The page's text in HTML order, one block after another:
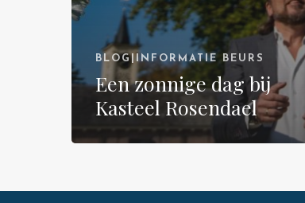
BLOG|INFORMATIE BEURS
Een zonnige dag bij
Kasteel Rosendael